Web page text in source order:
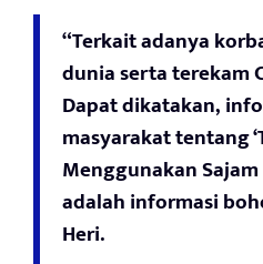
“Terkait adanya
dunia serta terekam
Dapat dikatakan,
masyarakat tentang
Menggunakan Sajam
adalah informasi
Heri.